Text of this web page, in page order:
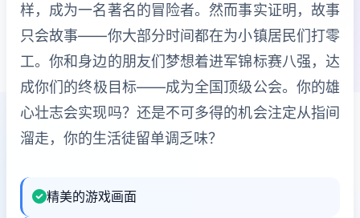
样，成为一名著名的冒险者。然而事实证明，故事
只会故事——你大部分时间都在为小镇居民们打零
工。你和身边的朋友们梦想着进军锦标赛八强，达
成你们的终极目标——成为全国顶级公会。你的雄
心壮志会实现吗？还是不可多得的机会注定从指间
溜走，你的生活徒留单调乏味？
精美的游戏画面